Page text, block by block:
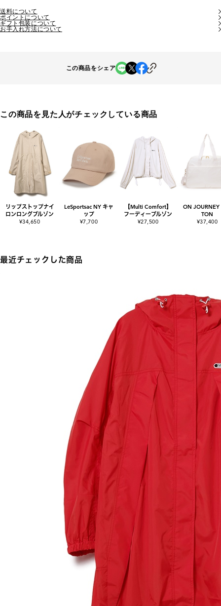
送料について
ポイントについて
ギフト包装について
お手入れ方法について
この商品をシェア
この商品を見た人がチェックしている商品
リップストップナイ
ロンロングブルゾン
¥34,650
LeSportsac NY キャ
ップ
¥7,700
【Multi Comfort】
フーディーブルゾン
¥27,500
ON JOURNEY
TON
¥37,400
最近チェックした商品